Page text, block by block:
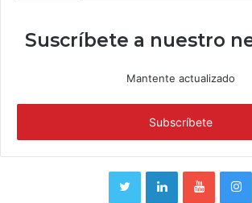
Suscríbete a nuestro
Mantente actualizado